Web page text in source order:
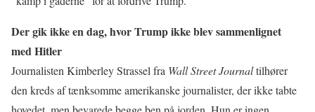
Der gik ikke en dag, hvor Trump ikke blev sammenlignet
med Hitler
Journalisten Kimberley Strassel fra Wall Street Journaltilhører
den kreds af tænksomme amerikanske journalister, der ikke tabte